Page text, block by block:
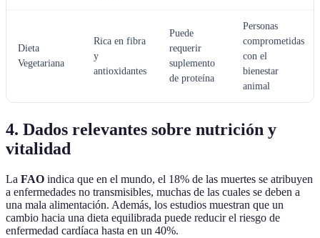
Dieta
Vegetariana
Rica en fibra
y
antioxidantes
Puede
requerir
suplemento
de proteína
Personas
comprometidas
con el
bienestar
animal
4. Dados relevantes sobre nutrición y
vitalidad
La FAO indica que en el mundo, el 18% de las muertes se atribuyen
a enfermedades no transmisibles, muchas de las cuales se deben a
una mala alimentación. Además, los estudios muestran que un
cambio hacia una dieta equilibrada puede reducir el riesgo de
enfermedad cardíaca hasta en un 40%.